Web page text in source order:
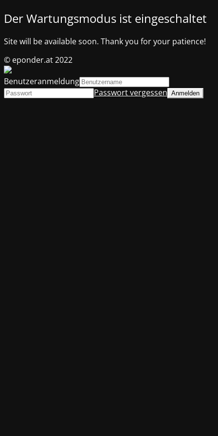
Der Wartungsmodus ist eingeschaltet
Site will be available soon. Thank you for your patience!
© eponder.at 2022
Benutzeranmeldung
Passwort vergessen